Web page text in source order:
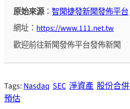
原始來源：智聞捷發新聞發佈平台
網址： https://www.111.net.tw
歡迎前往新聞發佈平台發佈新聞
Tags: Nasdaq SEC 淨資產 股份合併
預估